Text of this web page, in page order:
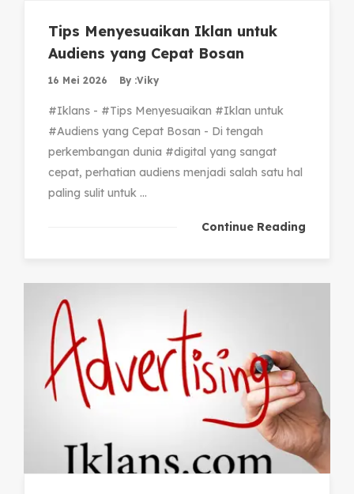
Tips Menyesuaikan Iklan untuk
Audiens yang Cepat Bosan
16 Mei 2026 By :Viky
#Iklans - #Tips Menyesuaikan #Iklan untuk
#Audiens yang Cepat Bosan - Di tengah
perkembangan dunia #digital yang sangat
cepat, perhatian audiens menjadi salah satu hal
paling sulit untuk ...
Continue Reading